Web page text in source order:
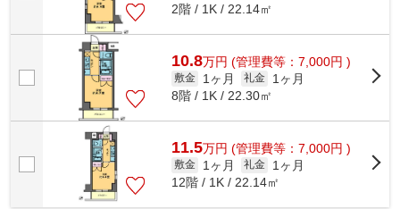
2階 / 1K / 22.14㎡
10.8万円 (管理費等：7,000円 )
敷金 1ヶ月 礼金
1ヶ月
8階 / 1K / 22.30㎡
11.5万円 (管理費等：7,000円 )
敷金 1ヶ月 礼金
1ヶ月
12階 / 1K / 22.14㎡